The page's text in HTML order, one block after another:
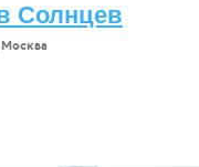
Солнцев